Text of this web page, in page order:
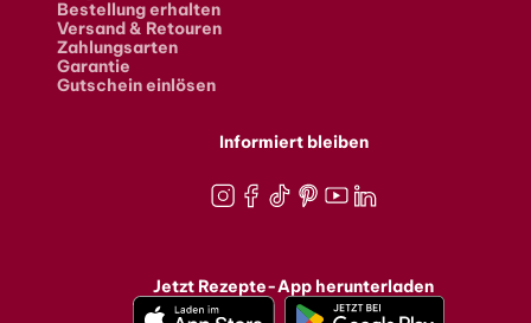
Bestellung erhalten
Versand & Retouren
Zahlungsarten
Garantie
Gutschein einlösen
Informiert bleiben
Jetzt Rezepte-App herunterladen